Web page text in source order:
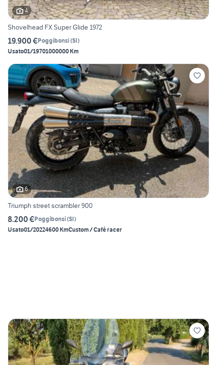
4
Shovelhead FX Super Glide 1972
19.900 €Poggibonsi(SI)
Usato01/19701000000 Km
6
Triumph street scrambler 900
8.200 €Poggibonsi(SI)
Usato01/20224600 KmCustom / Café racer